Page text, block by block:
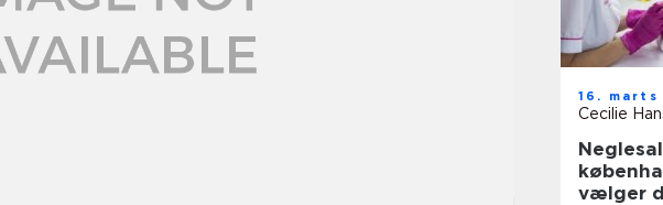
16. marts
Cecilie
københavn
vælger